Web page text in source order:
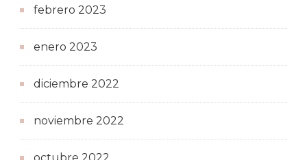
febrero 2023
enero 2023
diciembre 2022
noviembre 2022